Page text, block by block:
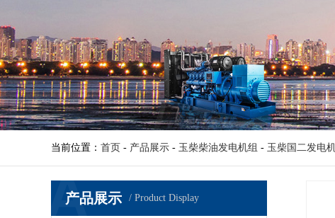
当前位置： 首页 - 产品展示 - 玉柴柴油发电机组 - 玉柴国二发电
产品展示 / Product Display